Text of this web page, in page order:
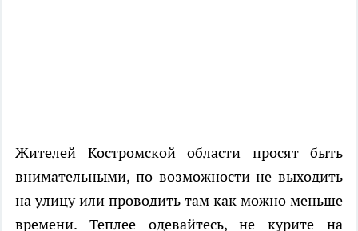
Жителей Костромской области просят быть
внимательными, по возможности не выходить
на улицу или проводить там как можно меньше
времени. Теплее одевайтесь, не курите на